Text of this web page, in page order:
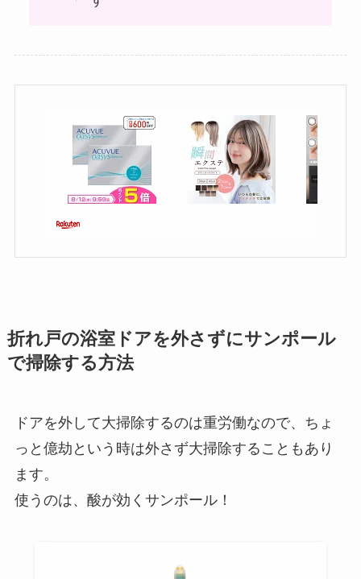
折れ戸の浴室ドアを外さずにサンポール
で掃除する方法
ドアを外して大掃除するのは重労働なので、ちょ
っと億劫という時は外さず大掃除することもあり
ます。
使うのは、酸が効くサンポール！